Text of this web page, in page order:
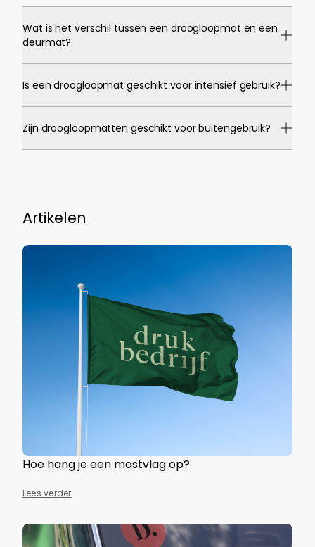
Wat is het verschil tussen een droogloopmat en een
deurmat?
Is een droogloopmat geschikt voor intensief gebruik?
Zijn droogloopmatten geschikt voor buitengebruik?
Artikelen
Hoe hang je een mastvlag op?
Lees verder